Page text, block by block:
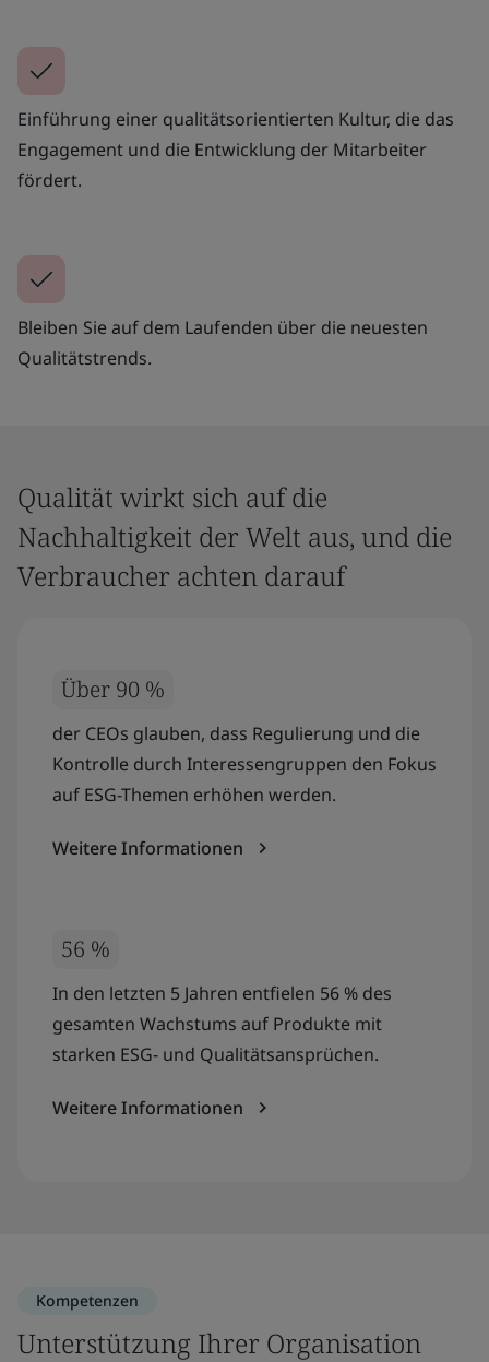
Einführung einer qualitätsorientierten Kultur, die das
Engagement und die Entwicklung der Mitarbeiter
fördert.
Bleiben Sie auf dem Laufenden über die neuesten
Qualitätstrends.
Qualität wirkt sich auf die
Nachhaltigkeit der Welt aus, und die
Verbraucher achten darauf
Über 90 %
der CEOs glauben, dass Regulierung und die
Kontrolle durch Interessengruppen den Fokus
auf ESG-Themen erhöhen werden.
Weitere Informationen
56 %
In den letzten 5 Jahren entfielen 56 % des
gesamten Wachstums auf Produkte mit
starken ESG- und Qualitätsansprüchen.
Weitere Informationen
Kompetenzen
Unterstützung Ihrer Organisation